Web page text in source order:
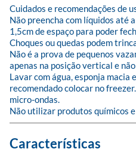
Cuidados e recomendações de
Não preencha com líquidos até
1,5cm de espaço para poder
Choques ou quedas podem
Não é a prova de pequenos
apenas na posição vertical e
Lavar com água, esponja macia
recomendado colocar no
micro-ondas.
Não utilizar produtos químicos